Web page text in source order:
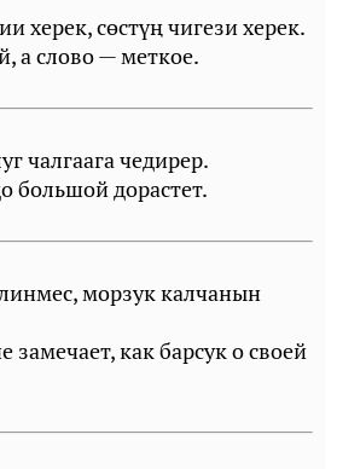
херек, сөстүң чигези херек.
а слово — меткое.
чалгаага чедирер.
большой дорастет.
морзук калчанын
замечает, как барсук о своей